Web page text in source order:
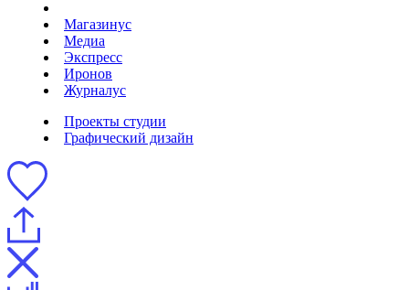
Магазинус
Медиа
Экспресс
Иронов
Журналус
Проекты студии
Графический дизайн